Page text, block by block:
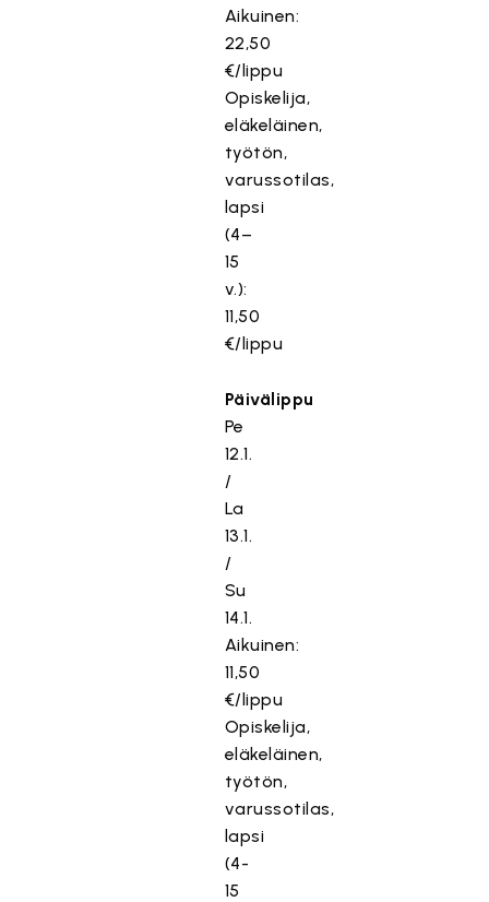
Aikuinen:
22,50
€/lippu
Opiskelija,
eläkeläinen,
työtön,
varussotilas,
lapsi
(4–
15
v.):
11,50
€/lippu
Päivälippu
Pe
12.1.
/
La
13.1.
/
Su
14.1.
Aikuinen:
11,50
€/lippu
Opiskelija,
eläkeläinen,
työtön,
varussotilas,
lapsi
(4-
15